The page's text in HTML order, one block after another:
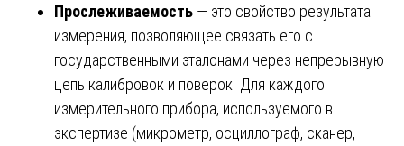
Прослеживаемость — это свойство результата
измерения, позволяющее связать его с
государственными эталонами через непрерывную
цепь калибровок и поверок. Для каждого
измерительного прибора, используемого в
экспертизе (микрометр, осциллограф, сканер,